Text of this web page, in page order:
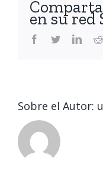
en su red
Facebook
Twitter
Sobre el Autor: